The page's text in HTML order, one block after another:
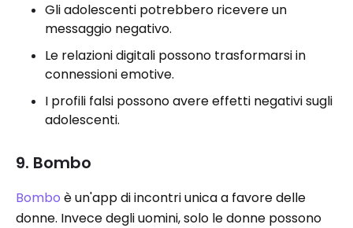
Gli adolescenti potrebbero ricevere un
messaggio negativo.
Le relazioni digitali possono trasformarsi in
connessioni emotive.
I profili falsi possono avere effetti negativi sugli
adolescenti.
9. Bombo
Bombo è un'app di incontri unica a favore delle
donne. Invece degli uomini, solo le donne possono